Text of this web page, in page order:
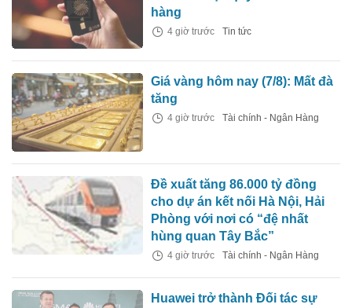
hàng
4 giờ trước Tin tức
Giá vàng hôm nay (7/8): Mất đà
tăng
4 giờ trước Tài chính - Ngân Hàng
Đề xuất tăng 86.000 tỷ đồng
cho dự án kết nối Hà Nội, Hải
Phòng với nơi có “đệ nhất
hùng quan Tây Bắc”
4 giờ trước Tài chính - Ngân Hàng
Huawei trở thành Đối tác sự